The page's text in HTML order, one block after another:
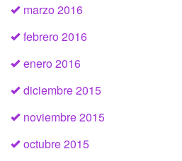
marzo 2016
febrero 2016
enero 2016
diciembre 2015
noviembre 2015
octubre 2015